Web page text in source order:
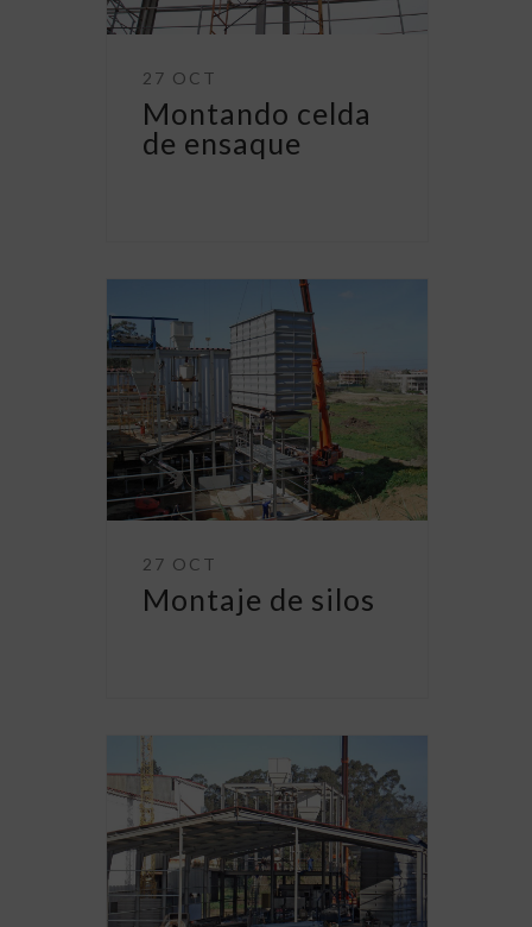
27 OCT
Montando celda
de ensaque
27 OCT
Montaje de silos